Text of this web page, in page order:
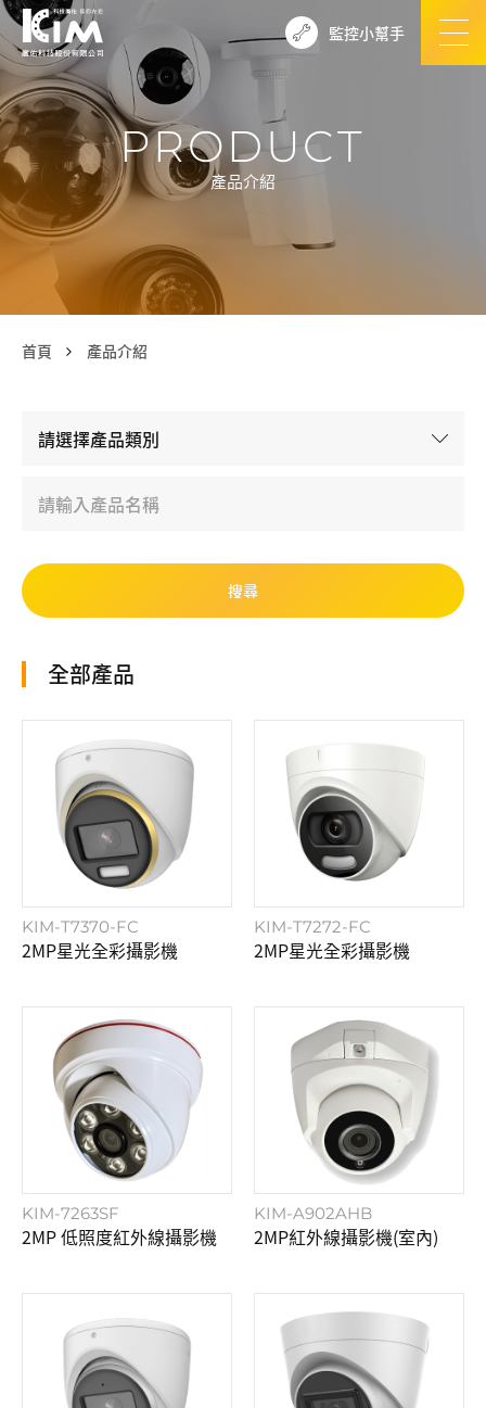
監控小幫手
PRODUCT
產品介紹
首頁 產品介紹
全部產品
KIM-T7370-FC
2MP星光全彩攝影機
KIM-T7272-FC
2MP星光全彩攝影機
KIM-7263SF
2MP 低照度紅外線攝影機
KIM-A902AHB
2MP紅外線攝影機(室內)